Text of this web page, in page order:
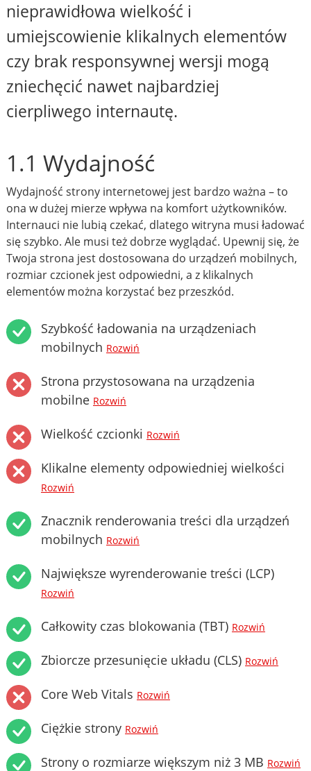
nieprawidłowa wielkość i
umiejscowienie klikalnych elementów
czy brak responsywnej wersji mogą
zniechęcić nawet najbardziej
cierpliwego internautę.
1.1 Wydajność
Wydajność strony internetowej jest bardzo ważna – to
ona w dużej mierze wpływa na komfort użytkowników.
Internauci nie lubią czekać, dlatego witryna musi ładować
się szybko. Ale musi też dobrze wyglądać. Upewnij się, że
Twoja strona jest dostosowana do urządzeń mobilnych,
rozmiar czcionek jest odpowiedni, a z klikalnych
elementów można korzystać bez przeszkód.
Szybkość ładowania na urządzeniach
mobilnych Rozwiń
Strona przystosowana na urządzenia
mobilne Rozwiń
Wielkość czcionki Rozwiń
Klikalne elementy odpowiedniej wielkości
Rozwiń
Znacznik renderowania treści dla urządzeń
mobilnych Rozwiń
Największe wyrenderowanie treści (LCP)
Rozwiń
Całkowity czas blokowania (TBT) Rozwiń
Zbiorcze przesunięcie układu (CLS) Rozwiń
Core Web Vitals Rozwiń
Ciężkie strony Rozwiń
Strony o rozmiarze większym niż 3 MB Rozwiń